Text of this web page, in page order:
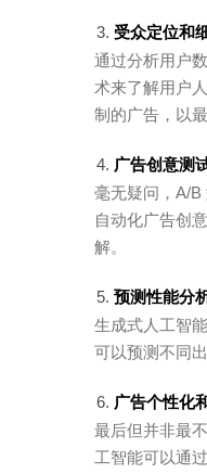
受众定位和
通过分析用户
术来了解用户
制的广告，以
广告创意测
毫无疑问，A/
自动化广告创
解。
预测性能分
生成式人工智
可以预测不同
广告个性化
最后但并非最
工智能可以通